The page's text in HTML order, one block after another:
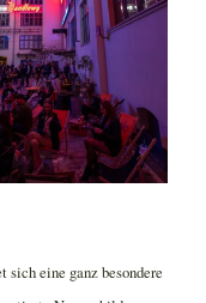
eine ganz besondere